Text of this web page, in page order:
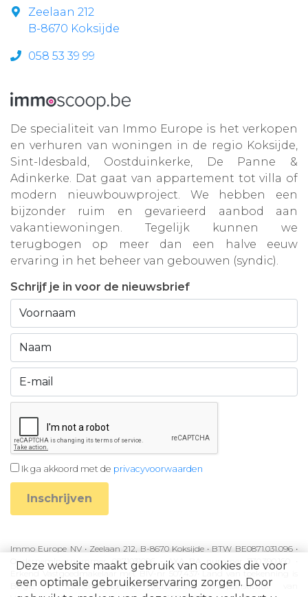
Zeelaan 212
B-8670 Koksijde
058 53 39 99
De specialiteit van Immo Europe is het verkopen
en verhuren van woningen in de regio Koksijde,
Sint-Idesbald, Oostduinkerke, De Panne &
Adinkerke. Dat gaat van appartement tot villa of
modern nieuwbouwproject. We hebben een
bijzonder ruim en gevarieerd aanbod aan
vakantiewoningen. Tegelijk kunnen we
terugbogen op meer dan een halve eeuw
ervaring in het beheer van gebouwen (syndic).
Schrijf je in voor de nieuwsbrief
Ik ga akkoord met de privacyvoorwaarden
Inschrijven
Immo Europe NV • Zeelaan 212, B-8670 Koksijde • BTW BE0871.031.096 •
Ondernemingsnummer 0871031096 • AXA BA nummer 730.390.160 •
Erkend Vastgoedmakelaar met BIV-nr 507.437• Land van toekenning is
België • Toezichthoudende autoriteit: Beroepsinstituut van
Deze website maakt gebruik van cookies die voor
een optimale gebruikerservaring zorgen. Door